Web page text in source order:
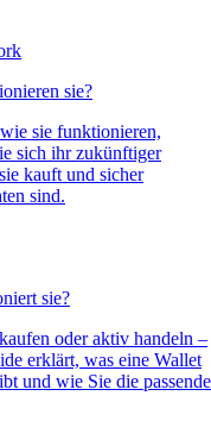
sie?
sie funktionieren,
sich ihr zukünftiger
kauft und sicher
sind.
sie?
oder aktiv handeln –
erklärt, was eine Wallet
und wie Sie die passende